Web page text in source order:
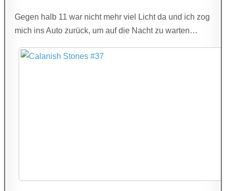
Gegen halb 11 war nicht mehr viel Licht da und ich zog
mich ins Auto zurück, um auf die Nacht zu warten…